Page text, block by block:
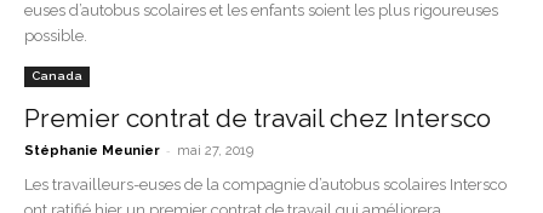
euses d’autobus scolaires et les enfants soient les plus rigoureuses
possible.
Canada
Premier contrat de travail chez Intersco
Stéphanie Meunier - mai 27, 2019
Les travailleurs-euses de la compagnie d’autobus scolaires Intersco